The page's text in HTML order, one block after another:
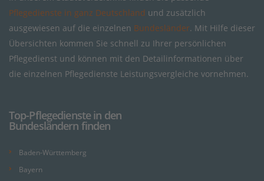
Pflegedienste in ganz Deutschland und zusätzlich
ausgewiesen auf die einzelnen Bundesländer. Mit Hilfe dieser
Übersichten kommen Sie schnell zu Ihrer persönlichen
Pflegedienst und können mit den Detailinformationen über
die einzelnen Pflegedienste Leistungsvergleiche vornehmen.
Top-Pflegedienste in den
Bundesländern finden
Baden-Württemberg
Bayern